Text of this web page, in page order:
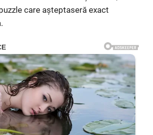
care așteptaseră exact